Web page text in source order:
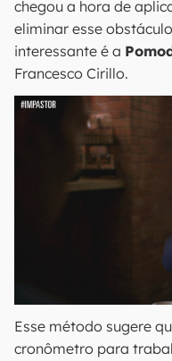
chegou a hora de
eliminar esse
interessante é a
Francesco Cirillo.
Esse método sugere
cronômetro para